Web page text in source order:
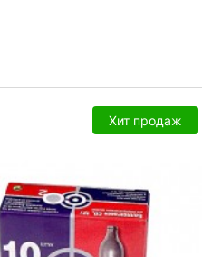
Хит продаж